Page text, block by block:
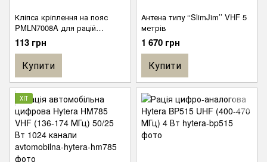
Кліпса кріплення на пояс
PMLN7008A для рацій
Motorola DP2400 / DP2600 /
DP4400 / DP4600 / DP4800 /
R7
113 грн
Купити
Антена типу ‘‘SlimJim’’ VHF 5
метрів
1 670 грн
Купити
ХІТ